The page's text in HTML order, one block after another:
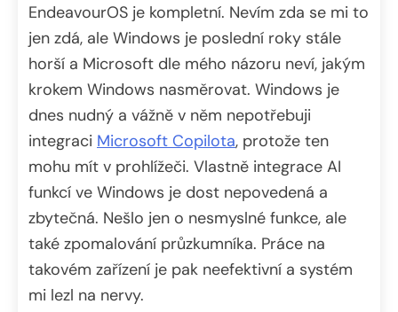
EndeavourOS je kompletní. Nevím zda se mi to
jen zdá, ale Windows je poslední roky stále
horší a Microsoft dle mého názoru neví, jakým
krokem Windows nasměrovat. Windows je
dnes nudný a vážně v něm nepotřebuji
integraci Microsoft Copilota, protože ten
mohu mít v prohlížeči. Vlastně integrace AI
funkcí ve Windows je dost nepovedená a
zbytečná. Nešlo jen o nesmyslné funkce, ale
také zpomalování průzkumníka. Práce na
takovém zařízení je pak neefektivní a systém
mi lezl na nervy.